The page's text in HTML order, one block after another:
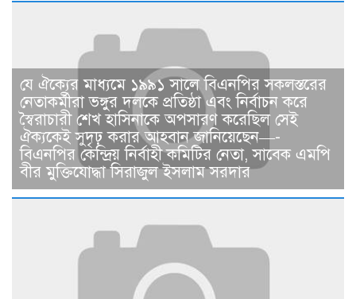
যে ঐক্যের মাধ্যমে ১৯৯১ সালে বিএনপির সকলস্তরের
নেতাকর্মীরা ভঙ্গুর দলকে প্রতিষ্ঠা এবং নির্বাচন করে
স্বৈরাচারী শেখ হাসিনাকে অপসারণ করেছিল সেই
ঐক্যকেই সুদৃঢ় করার আহবান জানিয়েছেন—-
বিএনপির কেন্দ্রিয় নির্বাহী কমিটির নেতা, সাবেক এমপি
বীর মুক্তিযোদ্ধা সিরাজুল ইসলাম সরদার